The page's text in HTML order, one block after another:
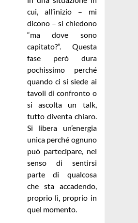
cui, all’inizio – mi
dicono – si chiedono
“ma dove sono
capitato?”. Questa
fase però dura
pochissimo perché
quando ci si siede ai
tavoli di confronto o
si ascolta un talk,
tutto diventa chiaro.
Si libera un’energia
unica perché ognuno
può partecipare, nel
senso di sentirsi
parte di qualcosa
che sta accadendo,
proprio lì, proprio in
quel momento.